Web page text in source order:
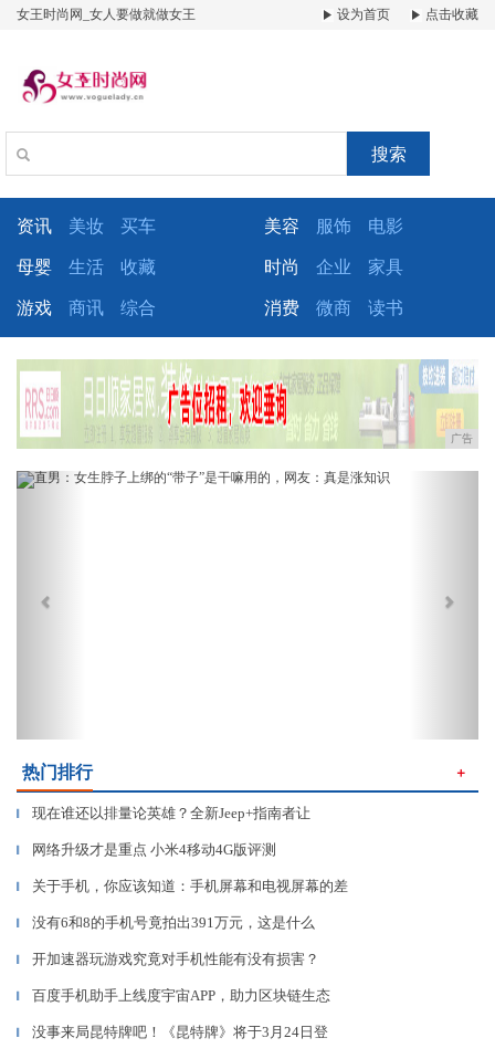
女王时尚网_女人要做就做女王 设为首页 点击收藏
搜索
资讯 美妆 买车 美容 服饰 电影
母婴 生活 收藏 时尚 企业 家具
游戏 商讯 综合 消费 微商 读书
广告
Previous
热门排行 ＋
▎ 现在谁还以排量论英雄？全新Jeep+指南者让
▎ 网络升级才是重点 小米4移动4G版评测
▎ 关于手机，你应该知道：手机屏幕和电视屏幕的差
▎ 没有6和8的手机号竟拍出391万元，这是什么
▎ 开加速器玩游戏究竟对手机性能有没有损害？
▎ 百度手机助手上线度宇宙APP，助力区块链生态
▎ 没事来局昆特牌吧！《昆特牌》将于3月24日登